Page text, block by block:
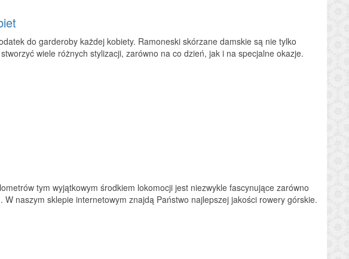
do garderoby każdej kobiety. Ramoneski skórzane damskie są nie tylko
wiele różnych stylizacji, zarówno na co dzień, jak i na specjalne okazje.
tym wyjątkowym środkiem lokomocji jest niezwykle fascynujące zarówno
W naszym sklepie internetowym znajdą Państwo najlepszej jakości rowery górskie.